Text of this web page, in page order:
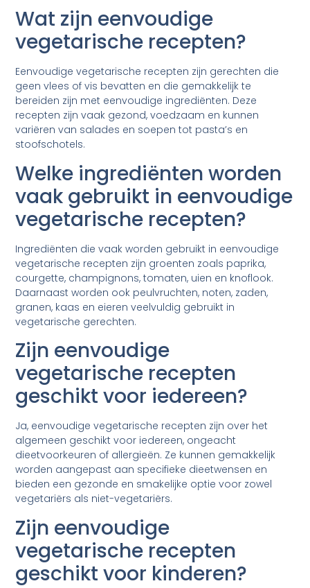
Wat zijn eenvoudige
vegetarische recepten?
Eenvoudige vegetarische recepten zijn gerechten die
geen vlees of vis bevatten en die gemakkelijk te
bereiden zijn met eenvoudige ingrediënten. Deze
recepten zijn vaak gezond, voedzaam en kunnen
variëren van salades en soepen tot pasta’s en
stoofschotels.
Welke ingrediënten worden
vaak gebruikt in eenvoudige
vegetarische recepten?
Ingrediënten die vaak worden gebruikt in eenvoudige
vegetarische recepten zijn groenten zoals paprika,
courgette, champignons, tomaten, uien en knoflook.
Daarnaast worden ook peulvruchten, noten, zaden,
granen, kaas en eieren veelvuldig gebruikt in
vegetarische gerechten.
Zijn eenvoudige
vegetarische recepten
geschikt voor iedereen?
Ja, eenvoudige vegetarische recepten zijn over het
algemeen geschikt voor iedereen, ongeacht
dieetvoorkeuren of allergieën. Ze kunnen gemakkelijk
worden aangepast aan specifieke dieetwensen en
bieden een gezonde en smakelijke optie voor zowel
vegetariërs als niet-vegetariërs.
Zijn eenvoudige
vegetarische recepten
geschikt voor kinderen?